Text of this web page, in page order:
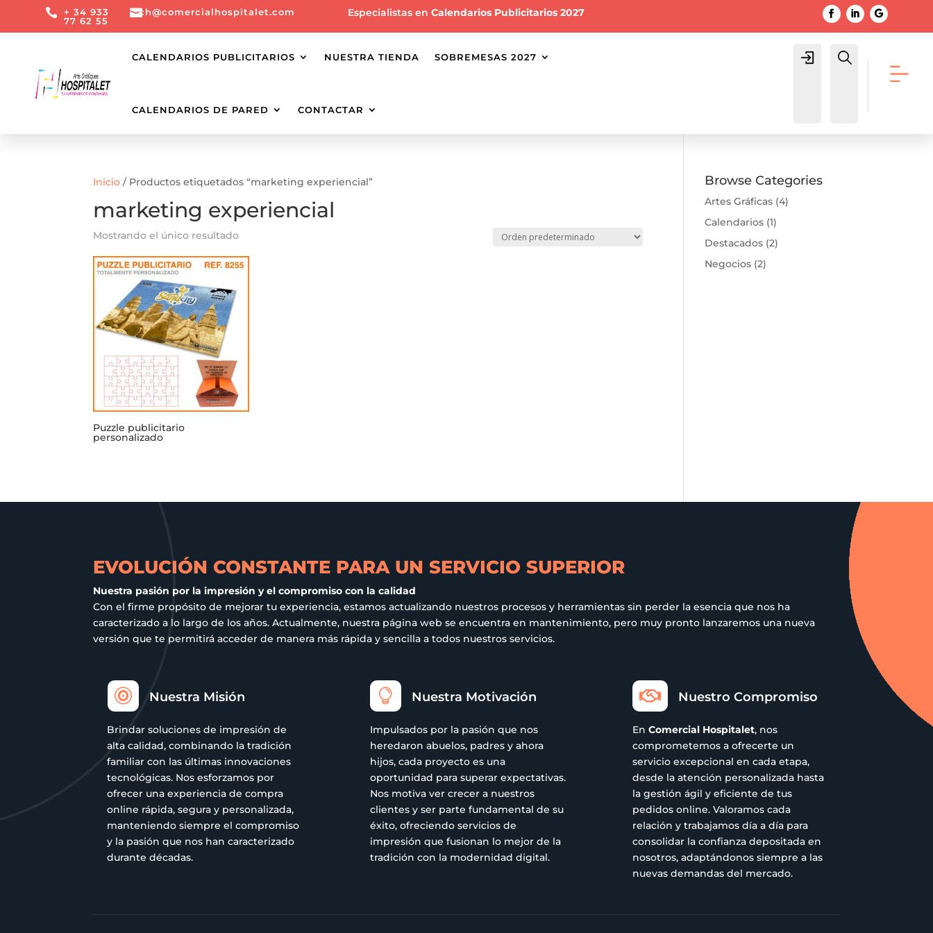
 + 34 933
77 62 55
ch@comercialhospitalet.com Especialistas enCalendarios Publicitarios 2027
CALENDARIOS PUBLICITARIOS NUESTRA TIENDA SOBREMESAS 2027
CALENDARIOS DE PARED CONTACTAR
Login Buscar
Inicio / Productos etiquetados “marketing experiencial”
marketing experiencial
Mostrando el único resultado
Puzzle publicitario
personalizado
Browse Categories
Artes Gráficas (4)
Calendarios (1)
Destacados (2)
Negocios (2)
EVOLUCIÓN CONSTANTE PARA UN SERVICIO SUPERIOR
Nuestra pasión por la impresión y el compromiso con la calidad
Con el firme propósito de mejorar tu experiencia, estamos actualizando nuestros procesos y herramientas sin perder la esencia que nos ha
caracterizado a lo largo de los años. Actualmente, nuestra página web se encuentra en mantenimiento, pero muy pronto lanzaremos una nueva
versión que te permitirá acceder de manera más rápida y sencilla a todos nuestros servicios.
 Nuestra Misión
Brindar soluciones de impresión de
alta calidad, combinando la tradición
familiar con las últimas innovaciones
tecnológicas. Nos esforzamos por
ofrecer una experiencia de compra
online rápida, segura y personalizada,
manteniendo siempre el compromiso
y la pasión que nos han caracterizado
durante décadas.
 Nuestra Motivación
Impulsados por la pasión que nos
heredaron abuelos, padres y ahora
hijos, cada proyecto es una
oportunidad para superar expectativas.
Nos motiva ver crecer a nuestros
clientes y ser parte fundamental de su
éxito, ofreciendo servicios de
impresión que fusionan lo mejor de la
tradición con la modernidad digital.
 Nuestro Compromiso
En Comercial Hospitalet, nos
comprometemos a ofrecerte un
servicio excepcional en cada etapa,
desde la atención personalizada hasta
la gestión ágil y eficiente de tus
pedidos online. Valoramos cada
relación y trabajamos día a día para
consolidar la confianza depositada en
nosotros, adaptándonos siempre a las
nuevas demandas del mercado.